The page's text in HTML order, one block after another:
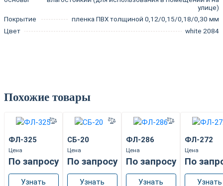
улице)
Покрытие
пленка ПВХ толщиной 0,12/0,15/0,18/0,30 мм
Цвет
white 2084
Похожие товары
ФЛ-325
Цена
По запросу
Узнать
СБ-20
Цена
По запросу
Узнать
ФЛ-286
Цена
По запросу
Узнать
ФЛ-272
Цена
По
Узнать